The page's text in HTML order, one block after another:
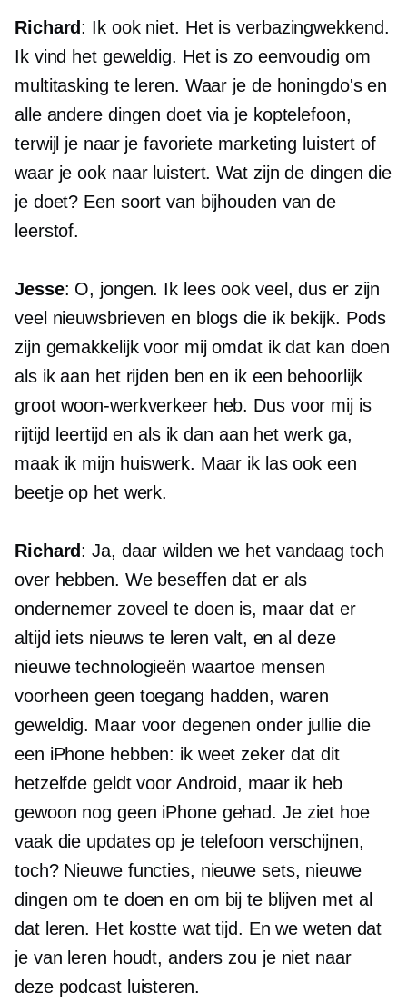
Richard: Ik ook niet. Het is verbazingwekkend.
Ik vind het geweldig. Het is zo eenvoudig om
multitasking te leren. Waar je de honingdo's en
alle andere dingen doet via je koptelefoon,
terwijl je naar je favoriete marketing luistert of
waar je ook naar luistert. Wat zijn de dingen die
je doet? Een soort van bijhouden van de
leerstof.
Jesse: O, jongen. Ik lees ook veel, dus er zijn
veel nieuwsbrieven en blogs die ik bekijk. Pods
zijn gemakkelijk voor mij omdat ik dat kan doen
als ik aan het rijden ben en ik een behoorlijk
groot woon-werkverkeer heb. Dus voor mij is
rijtijd leertijd en als ik dan aan het werk ga,
maak ik mijn huiswerk. Maar ik las ook een
beetje op het werk.
Richard: Ja, daar wilden we het vandaag toch
over hebben. We beseffen dat er als
ondernemer zoveel te doen is, maar dat er
altijd iets nieuws te leren valt, en al deze
nieuwe technologieën waartoe mensen
voorheen geen toegang hadden, waren
geweldig. Maar voor degenen onder jullie die
een iPhone hebben: ik weet zeker dat dit
hetzelfde geldt voor Android, maar ik heb
gewoon nog geen iPhone gehad. Je ziet hoe
vaak die updates op je telefoon verschijnen,
toch? Nieuwe functies, nieuwe sets, nieuwe
dingen om te doen en om bij te blijven met al
dat leren. Het kostte wat tijd. En we weten dat
je van leren houdt, anders zou je niet naar
deze podcast luisteren.